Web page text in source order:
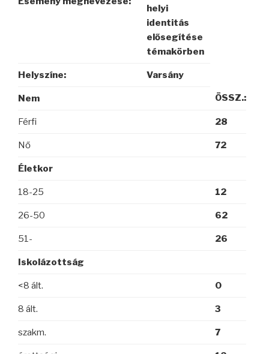
helyi
identitás
elősegítése
témakörben
Helyszíne: Varsány
Nem ÖSSZ.:
Férfi 28
Nő 72
Életkor
18-25 12
26-50 62
51- 26
Iskolázottság
<8 ált. 0
8 ált. 3
szakm. 7